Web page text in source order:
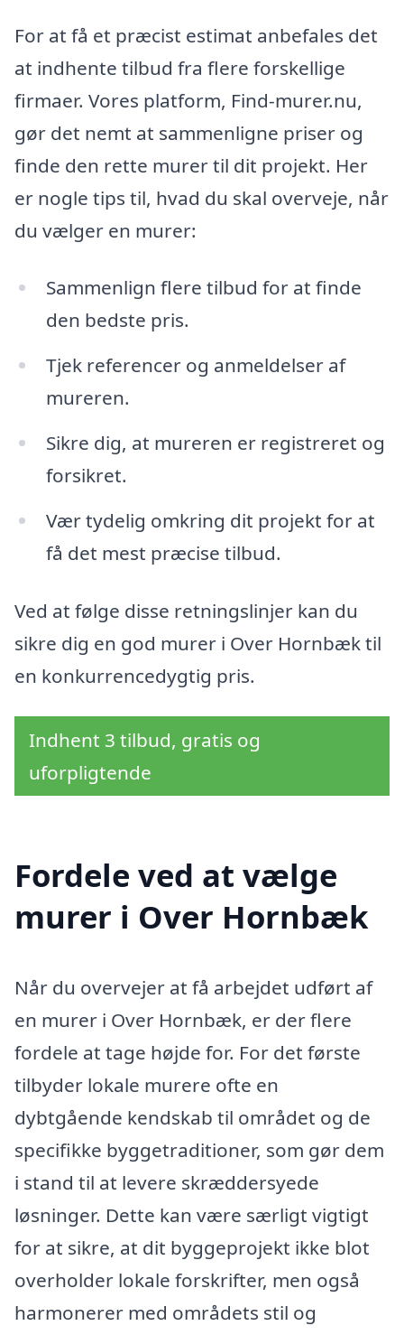
For at få et præcist estimat anbefales det
at indhente tilbud fra flere forskellige
firmaer. Vores platform, Find-murer.nu,
gør det nemt at sammenligne priser og
finde den rette murer til dit projekt. Her
er nogle tips til, hvad du skal overveje, når
du vælger en murer:
Sammenlign flere tilbud for at finde
den bedste pris.
Tjek referencer og anmeldelser af
mureren.
Sikre dig, at mureren er registreret og
forsikret.
Vær tydelig omkring dit projekt for at
få det mest præcise tilbud.
Ved at følge disse retningslinjer kan du
sikre dig en god murer i Over Hornbæk til
en konkurrencedygtig pris.
Indhent 3 tilbud, gratis og
uforpligtende
Fordele ved at vælge
murer i Over Hornbæk
Når du overvejer at få arbejdet udført af
en murer i Over Hornbæk, er der flere
fordele at tage højde for. For det første
tilbyder lokale murere ofte en
dybtgående kendskab til området og de
specifikke byggetraditioner, som gør dem
i stand til at levere skræddersyede
løsninger. Dette kan være særligt vigtigt
for at sikre, at dit byggeprojekt ikke blot
overholder lokale forskrifter, men også
harmonerer med områdets stil og